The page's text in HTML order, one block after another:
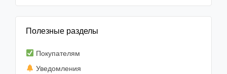
Полезные разделы
Покупателям
Уведомления